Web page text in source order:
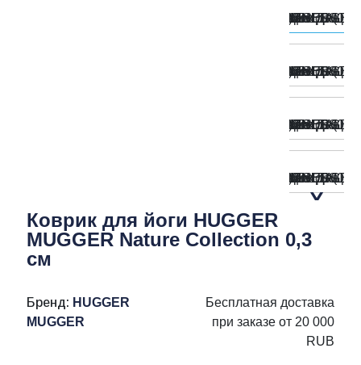
Коврик для йоги HUGGER
MUGGER Nature Collection 0,3
см
Бренд: HUGGER
MUGGER
Бесплатная доставка
при заказе от 20 000
RUB